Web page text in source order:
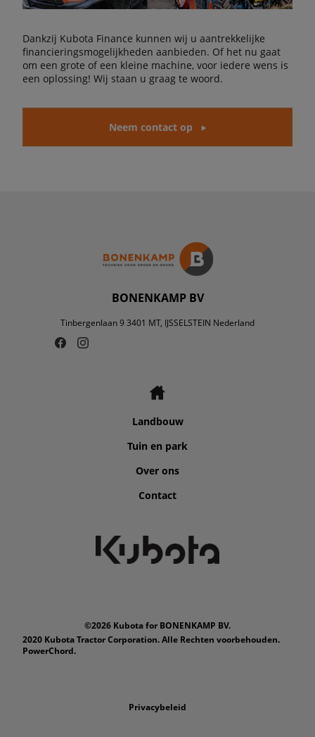
Dankzij Kubota Finance kunnen wij u aantrekkelijke
financieringsmogelijkheden aanbieden. Of het nu gaat
om een grote of een kleine machine, voor iedere wens is
een oplossing! Wij staan u graag te woord.
Neem contact op
BONENKAMP BV
Tinbergenlaan 9 3401 MT, IJSSELSTEIN Nederland
Landbouw
Tuin en park
Over ons
Contact
©2026 Kubota for BONENKAMP BV.
2020 Kubota Tractor Corporation. Alle Rechten voorbehouden.
PowerChord.
Privacybeleid